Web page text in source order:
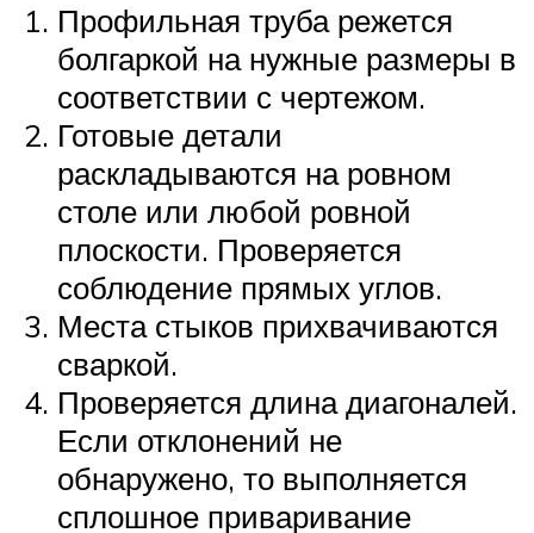
Профильная труба режется
болгаркой на нужные размеры в
соответствии с чертежом.
Готовые детали
раскладываются на ровном
столе или любой ровной
плоскости. Проверяется
соблюдение прямых углов.
Места стыков прихвачиваются
сваркой.
Проверяется длина диагоналей.
Если отклонений не
обнаружено, то выполняется
сплошное приваривание